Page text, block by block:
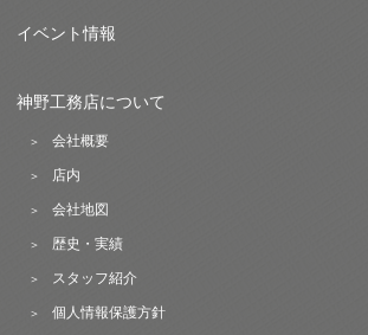
イベント情報
神野工務店について
会社概要
店内
会社地図
歴史・実績
スタッフ紹介
個人情報保護方針